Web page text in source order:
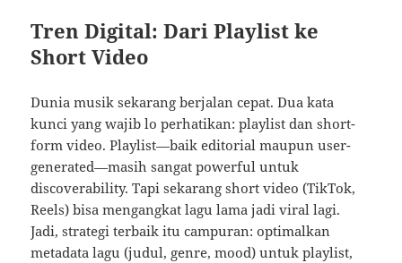
Tren Digital: Dari Playlist ke
Short Video
Dunia musik sekarang berjalan cepat. Dua kata
kunci yang wajib lo perhatikan: playlist dan short-
form video. Playlist—baik editorial maupun user-
generated—masih sangat powerful untuk
discoverability. Tapi sekarang short video (TikTok,
Reels) bisa mengangkat lagu lama jadi viral lagi.
Jadi, strategi terbaik itu campuran: optimalkan
metadata lagu (judul, genre, mood) untuk playlist,